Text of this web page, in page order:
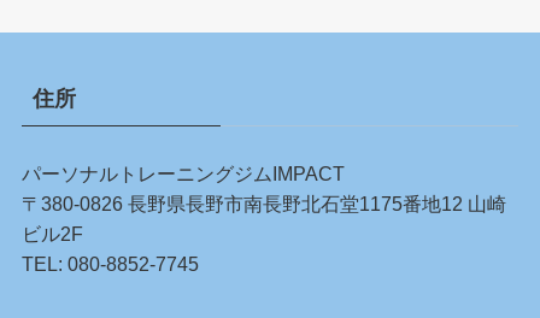
住所
パーソナルトレーニングジムIMPACT
〒380-0826 長野県長野市南長野北石堂1175番地12 山崎
ビル2F
TEL: 080-8852-7745